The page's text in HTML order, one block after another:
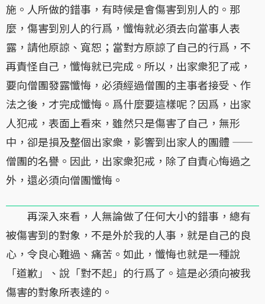
施。人所做的錯事，有時候是會傷害到別人的。那
麼，傷害到別人的行爲，懺悔就必須去向當事人表
露，請他原諒、寬恕；當對方原諒了自己的行爲，不
再責怪自己，懺悔就已完成。所以，出家衆犯了戒，
要向僧團發露懺悔，必須經過僧團的主事者接受、作
法之後，才完成懺悔。爲什麼要這樣呢？因爲，出家
人犯戒，表面上看來，雖然只是傷害了自己，無形
中，卻是損及整個出家衆，影響到出家人的團體 ——
僧團的名譽。因此，出家衆犯戒，除了自責心悔過之
外，還必須向僧團懺悔。
再深入來看，人無論做了任何大小的錯事，總有
被傷害到的對象，不是外於我的人事，就是自己的良
心，令良心難過、痛苦。如此，懺悔也就是一種說
「道歉」、說「對不起」的行爲了。這是必須向被我
傷害的對象所表達的。